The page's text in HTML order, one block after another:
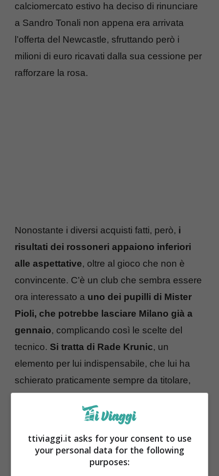
calciomercato estivo ha deciso di rinunciare
a Sandro Tonali non appena era arrivata
l’offerta del Newcastle, sfruttando però i
milioni di euro ricavati dalla sua cessione per
rafforzare la rosa.
Nonostante i diversi acquisti fatti, però, i
risultati dei rossoneri appaiono inferiori
alle aspettative, oltre al gioco che non è
convincente. C’è un club che sembra essere
ora interessato a uno dei pupilli di Mister
Pioli, che potrebbe lasciare Milano già a
gennaio, complicando così le scelte del
tecnico. Si tratta di Rade Krunic, un
elemento per lui indispensabile, che lui ha
schierato praticamente sempre da titolare,
soprattutto ora che Ismael Bennacer è
assente per infortunio e non rientrerà prima
ttiviaggi.it asks for your consent to use
your personal data for the following
purposes: